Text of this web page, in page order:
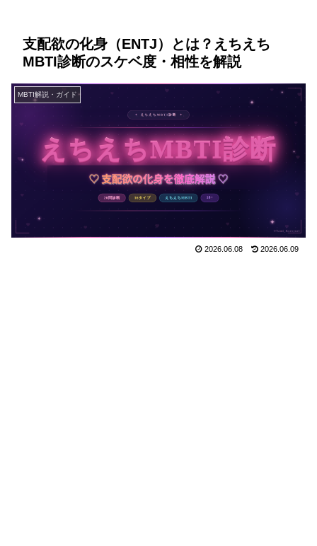
支配欲の化身（ENTJ）とは？えちえち
MBTI診断のスケベ度・相性を解説
MBTI解説・ガイド
2026.06.08 2026.06.09